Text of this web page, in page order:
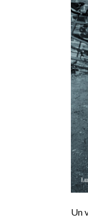
Un